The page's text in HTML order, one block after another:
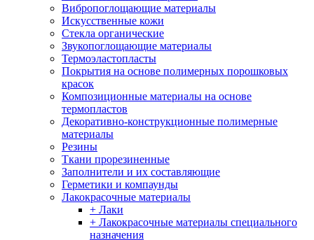
Вибропоглощающие материалы
Искусственные кожи
Стекла органические
Звукопоглощающие материалы
Термоэластопласты
Покрытия на основе полимерных порошковых
красок
Композиционные материалы на основе
термопластов
Декоративно-конструкционные полимерные
материалы
Резины
Ткани прорезиненные
Заполнители и их составляющие
Герметики и компаунды
Лакокрасочные материалы
+ Лаки
+ Лакокрасочные материалы специального
назначения